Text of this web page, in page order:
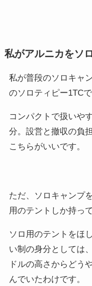
私がアルニカをソ
私が普段のソロキャ
のソロティピー1TCで
コンパクトで扱いや
分。設営と撤収の負
こちらがいいです。
ただ、ソロキャンプ
用のテントしか持っ
ソロ用のテントをほ
い制の身分としては
ドルの高さからどう
んでいたわけです。